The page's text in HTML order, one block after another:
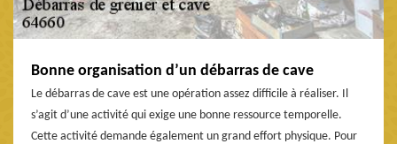
Bonne organisation d’un débarras de cave
Le débarras de cave est une opération assez difficile à réaliser. Il
s’agit d’une activité qui exige une bonne ressource temporelle.
Cette activité demande également un grand effort physique. Pour